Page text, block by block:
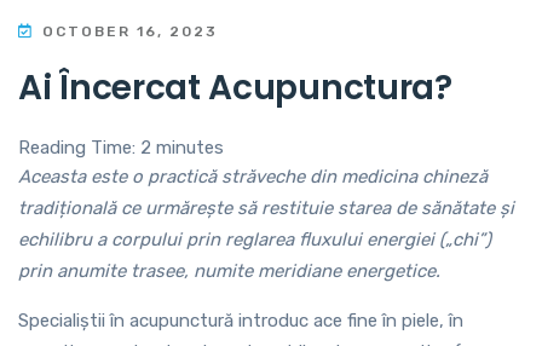
OCTOBER 16, 2023
Ai Încercat Acupunctura?
Reading Time: 2 minutes
Aceasta este o practică străveche din medicina chineză
tradițională ce urmărește să restituie starea de sănătate și
echilibru a corpului prin reglarea fluxului energiei („chi”)
prin anumite trasee, numite meridiane energetice.
Specialiștii în acupunctură introduc ace fine în piele, în